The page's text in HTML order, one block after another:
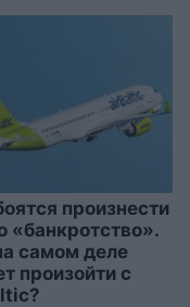
произнести
«банкротство».
самом деле
произойти с